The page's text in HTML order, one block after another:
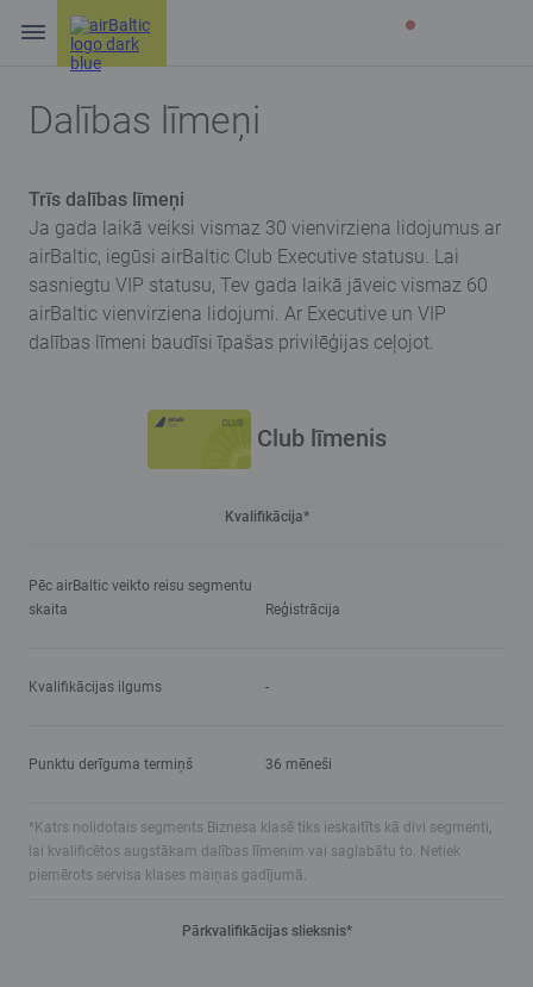
Dalības līmeņi
Trīs dalības līmeņi
Ja gada laikā veiksi vismaz 30 vienvirziena lidojumus ar
airBaltic, iegūsi airBaltic Club Executive statusu. Lai
sasniegtu VIP statusu, Tev gada laikā jāveic vismaz 60
airBaltic vienvirziena lidojumi. Ar Executive un VIP
dalības līmeni baudīsi īpašas privilēģijas ceļojot.
Club līmenis
Kvalifikācija*
Pēc airBaltic veikto reisu segmentu
skaita
Reģistrācija
Kvalifikācijas ilgums -
Punktu derīguma termiņš 36 mēneši
*Katrs nolidotais segments Biznesa klasē tiks ieskaitīts kā divi segmenti,
lai kvalificētos augstākam dalības līmenim vai saglabātu to. Netiek
piemērots servisa klases maiņas gadījumā.
Pārkvalifikācijas slieksnis*